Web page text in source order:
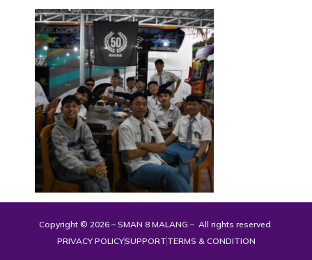
Copyright © 2026 – SMAN 8 MALANG – All rights reserved.
PRIVACY POLICYSUPPORT TERMS & CONDITION